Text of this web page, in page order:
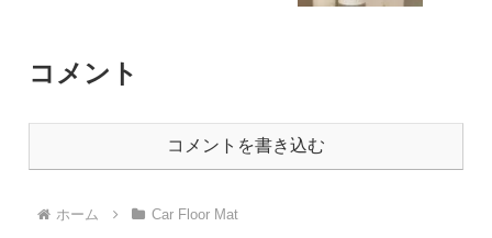
コメント
コメントを書き込む
ホーム Car Floor Mat